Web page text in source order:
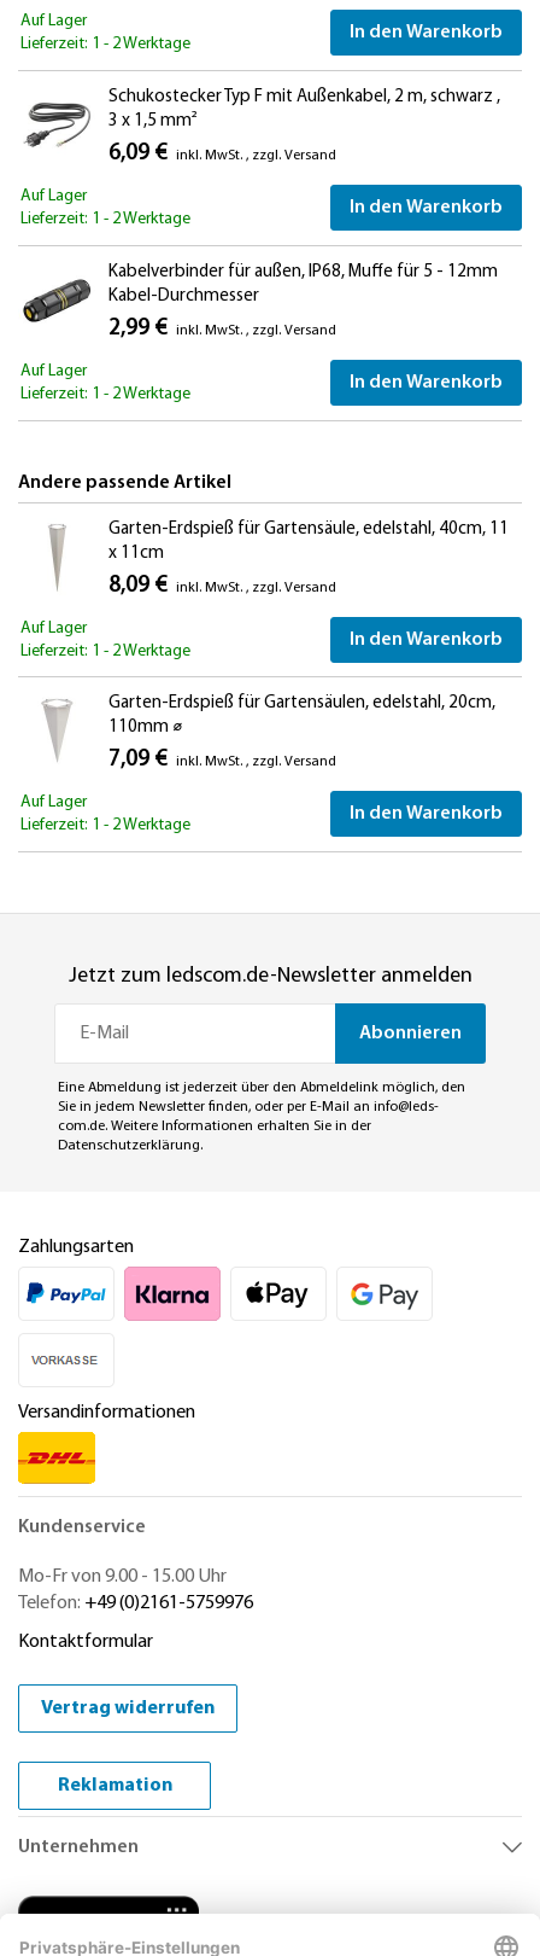
Auf Lager
Lieferzeit: 1 - 2 Werktage
In den Warenkorb
Schukostecker Typ F mit Außenkabel, 2 m, schwarz ,
3 x 1,5 mm²
6,09 € inkl. MwSt. , zzgl. Versand
Auf Lager
Lieferzeit: 1 - 2 Werktage
In den Warenkorb
Kabelverbinder für außen, IP68, Muffe für 5 - 12mm
Kabel-Durchmesser
2,99 € inkl. MwSt. , zzgl. Versand
Auf Lager
Lieferzeit: 1 - 2 Werktage
In den Warenkorb
Andere passende Artikel
Garten-Erdspieß für Gartensäule, edelstahl, 40cm, 11
x 11cm
8,09 € inkl. MwSt. , zzgl. Versand
Auf Lager
Lieferzeit: 1 - 2 Werktage
In den Warenkorb
Garten-Erdspieß für Gartensäulen, edelstahl, 20cm,
110mm ⌀
7,09 € inkl. MwSt. , zzgl. Versand
Auf Lager
Lieferzeit: 1 - 2 Werktage
In den Warenkorb
Jetzt zum ledscom.de-Newsletter anmelden
Abonnieren
Eine Abmeldung ist jederzeit über den Abmeldelink möglich, den
Sie in jedem Newsletter finden, oder per E-Mail an info@leds-
com.de. Weitere Informationen erhalten Sie in der
Datenschutzerklärung.
Zahlungsarten
Versandinformationen
Kundenservice
Mo-Fr von 9.00 - 15.00 Uhr
Telefon: +49 (0)2161-5759976
Kontaktformular
Vertrag widerrufen
Reklamation
Unternehmen